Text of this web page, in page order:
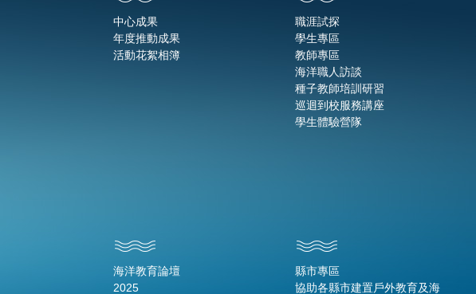
中心成果
年度推動成果
活動花絮相簿
職涯試探
學生專區
教師專區
海洋職人訪談
種子教師培訓研習
巡迴到校服務講座
學生體驗營隊
海洋教育論壇
2025
縣市專區
協助各縣市建置戶外教育及海